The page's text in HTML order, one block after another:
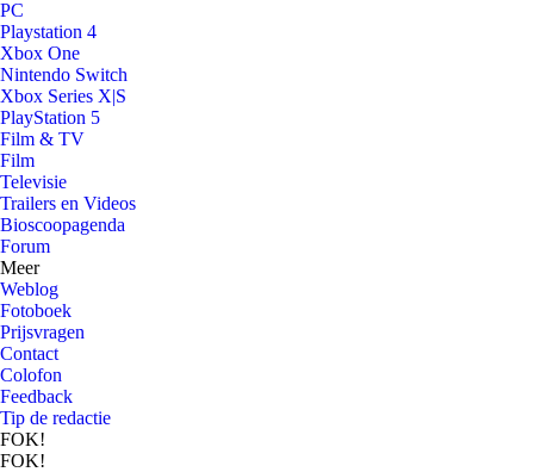
PC
Playstation 4
Xbox One
Nintendo Switch
Xbox Series X|S
PlayStation 5
Film & TV
Film
Televisie
Trailers en Videos
Bioscoopagenda
Forum
Meer
Weblog
Fotoboek
Prijsvragen
Contact
Colofon
Feedback
Tip de redactie
FOK!
FOK!